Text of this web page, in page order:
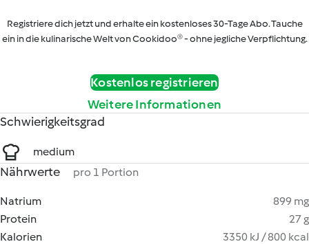
Registriere dich jetzt und erhalte ein kostenloses 30-Tage Abo. Tauche
ein in die kulinarische Welt von Cookidoo® - ohne jegliche Verpflichtung.
Kostenlos registrieren
Weitere Informationen
Schwierigkeitsgrad
medium
Nährwerte pro 1 Portion
Natrium
899 mg
Protein
27 g
Kalorien
3350 kJ / 800 kcal